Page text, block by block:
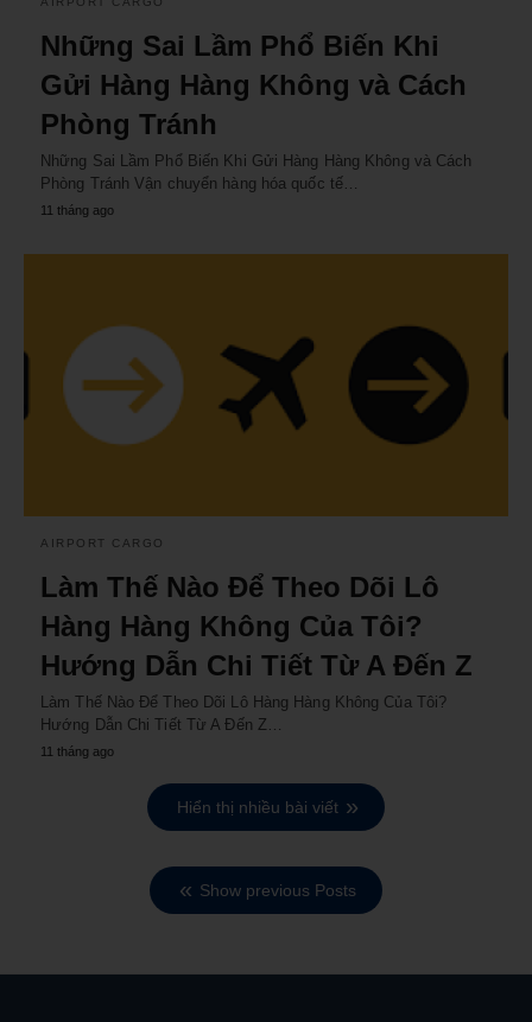
Những Sai Lầm Phổ Biến Khi
Gửi Hàng Hàng Không và Cách
Phòng Tránh
Những Sai Lầm Phổ Biến Khi Gửi Hàng Hàng Không và Cách
Phòng Tránh Vận chuyển hàng hóa quốc tế…
11 tháng ago
AIRPORT CARGO
Làm Thế Nào Để Theo Dõi Lô
Hàng Hàng Không Của Tôi?
Hướng Dẫn Chi Tiết Từ A Đến Z
Làm Thế Nào Để Theo Dõi Lô Hàng Hàng Không Của Tôi?
Hướng Dẫn Chi Tiết Từ A Đến Z…
11 tháng ago
Hiển thị nhiều bài viết
Show previous Posts